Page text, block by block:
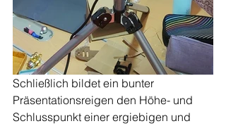
Schließlich bildet ein bunter
Präsentationsreigen den Höhe- und
Schlusspunkt einer ergiebigen und